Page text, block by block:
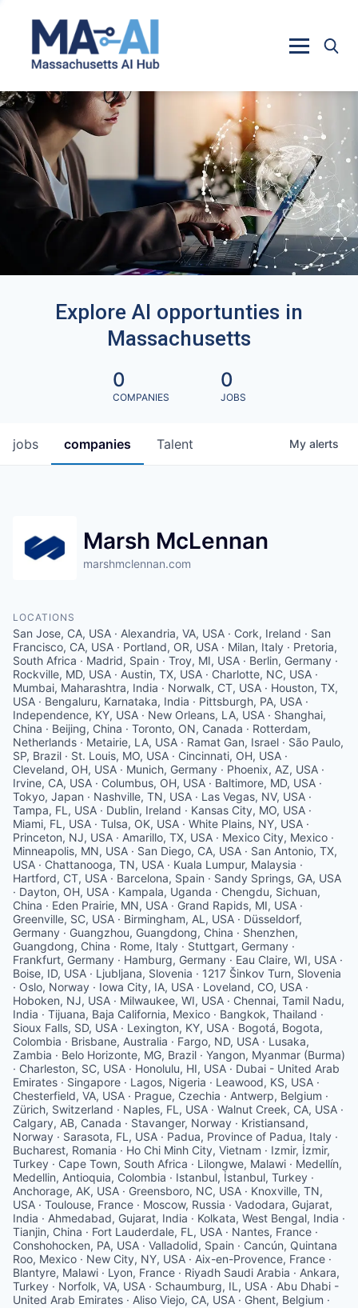
Explore AI opportunties in
Massachusetts
0
COMPANIES
0
JOBS
jobs companies Talent My alerts
Marsh McLennan
marshmclennan.com
LOCATIONS
San Jose, CA, USA · Alexandria, VA, USA · Cork, Ireland · San
Francisco, CA, USA · Portland, OR, USA · Milan, Italy · Pretoria,
South Africa · Madrid, Spain · Troy, MI, USA · Berlin, Germany ·
Rockville, MD, USA · Austin, TX, USA · Charlotte, NC, USA ·
Mumbai, Maharashtra, India · Norwalk, CT, USA · Houston, TX,
USA · Bengaluru, Karnataka, India · Pittsburgh, PA, USA ·
Independence, KY, USA · New Orleans, LA, USA · Shanghai,
China · Beijing, China · Toronto, ON, Canada · Rotterdam,
Netherlands · Metairie, LA, USA · Ramat Gan, Israel · São Paulo,
SP, Brazil · St. Louis, MO, USA · Cincinnati, OH, USA ·
Cleveland, OH, USA · Munich, Germany · Phoenix, AZ, USA ·
Irvine, CA, USA · Columbus, OH, USA · Baltimore, MD, USA ·
Tokyo, Japan · Nashville, TN, USA · Las Vegas, NV, USA ·
Tampa, FL, USA · Dublin, Ireland · Kansas City, MO, USA ·
Miami, FL, USA · Tulsa, OK, USA · White Plains, NY, USA ·
Princeton, NJ, USA · Amarillo, TX, USA · Mexico City, Mexico ·
Minneapolis, MN, USA · San Diego, CA, USA · San Antonio, TX,
USA · Chattanooga, TN, USA · Kuala Lumpur, Malaysia ·
Hartford, CT, USA · Barcelona, Spain · Sandy Springs, GA, USA
· Dayton, OH, USA · Kampala, Uganda · Chengdu, Sichuan,
China · Eden Prairie, MN, USA · Grand Rapids, MI, USA ·
Greenville, SC, USA · Birmingham, AL, USA · Düsseldorf,
Germany · Guangzhou, Guangdong, China · Shenzhen,
Guangdong, China · Rome, Italy · Stuttgart, Germany ·
Frankfurt, Germany · Hamburg, Germany · Eau Claire, WI, USA ·
Boise, ID, USA · Ljubljana, Slovenia · 1217 Šinkov Turn, Slovenia
· Oslo, Norway · Iowa City, IA, USA · Loveland, CO, USA ·
Hoboken, NJ, USA · Milwaukee, WI, USA · Chennai, Tamil Nadu,
India · Tijuana, Baja California, Mexico · Bangkok, Thailand ·
Sioux Falls, SD, USA · Lexington, KY, USA · Bogotá, Bogota,
Colombia · Brisbane, Australia · Fargo, ND, USA · Lusaka,
Zambia · Belo Horizonte, MG, Brazil · Yangon, Myanmar (Burma)
· Charleston, SC, USA · Honolulu, HI, USA · Dubai - United Arab
Emirates · Singapore · Lagos, Nigeria · Leawood, KS, USA ·
Chesterfield, VA, USA · Prague, Czechia · Antwerp, Belgium ·
Zürich, Switzerland · Naples, FL, USA · Walnut Creek, CA, USA ·
Calgary, AB, Canada · Stavanger, Norway · Kristiansand,
Norway · Sarasota, FL, USA · Padua, Province of Padua, Italy ·
Bucharest, Romania · Ho Chi Minh City, Vietnam · Izmir, İzmir,
Turkey · Cape Town, South Africa · Lilongwe, Malawi · Medellín,
Medellin, Antioquia, Colombia · Istanbul, İstanbul, Turkey ·
Anchorage, AK, USA · Greensboro, NC, USA · Knoxville, TN,
USA · Toulouse, France · Moscow, Russia · Vadodara, Gujarat,
India · Ahmedabad, Gujarat, India · Kolkata, West Bengal, India ·
Tianjin, China · Fort Lauderdale, FL, USA · Nantes, France ·
Conshohocken, PA, USA · Valladolid, Spain · Cancún, Quintana
Roo, Mexico · New City, NY, USA · Aix-en-Provence, France ·
Blantyre, Malawi · Lyon, France · Riyadh Saudi Arabia · Ankara,
Turkey · Norfolk, VA, USA · Schaumburg, IL, USA · Abu Dhabi -
United Arab Emirates · Aliso Viejo, CA, USA · Ghent, Belgium ·